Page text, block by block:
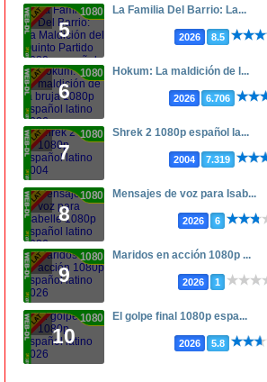
5
1080p La Familia Del Barrio: La...
2026 8.5
6
1080p Hokum: La maldición de l...
2026 6.706
7
1080p Shrek 2 1080p español la...
2004 7.319
8
1080p Mensajes de voz para Isab...
2026 6
9
1080p Maridos en acción 1080p ...
2026 1
10
1080p El golpe final 1080p espa...
2026 5.8